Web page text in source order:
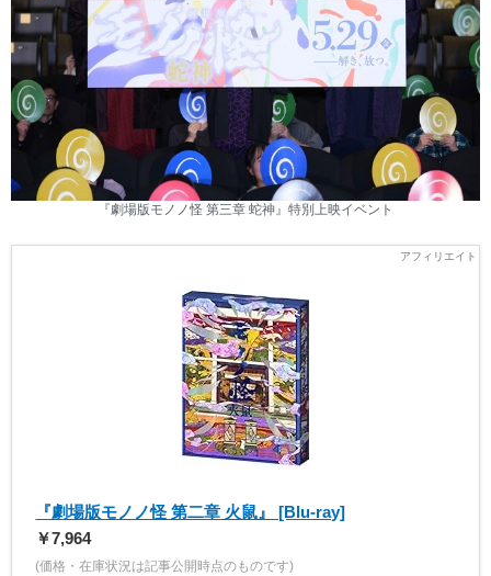
『劇場版モノノ怪 第三章 蛇神』特別上映イベント
『劇場版モノノ怪 第二章 火鼠』 [Blu-ray]
￥7,964
(価格・在庫状況は記事公開時点のものです)